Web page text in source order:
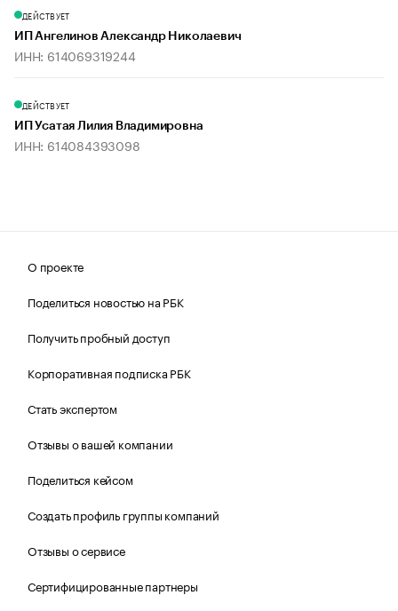
ДЕЙСТВУЕТ
ИП Ангелинов Александр Николаевич
ИНН: 614069319244
ДЕЙСТВУЕТ
ИП Усатая Лилия Владимировна
ИНН: 614084393098
О проекте
Поделиться новостью на РБК
Получить пробный доступ
Корпоративная подписка РБК
Стать экспертом
Отзывы о вашей компании
Поделиться кейсом
Создать профиль группы компаний
Отзывы о сервисе
Сертифицированные партнеры